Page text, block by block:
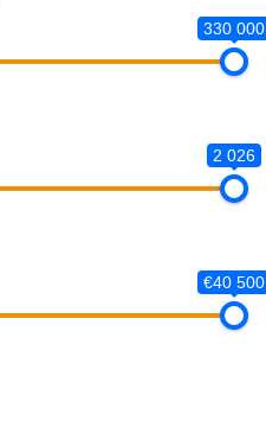
330 000
2 026
€40 500